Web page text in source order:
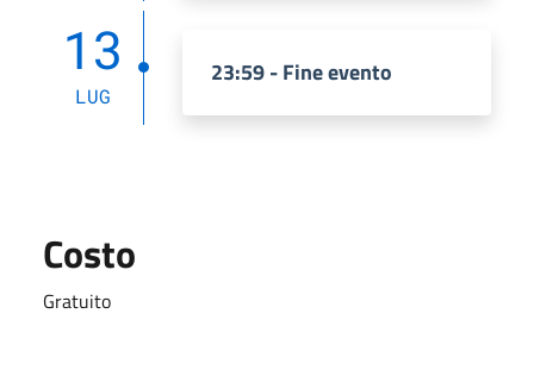
13
LUG
23:59 - Fine evento
Costo
Gratuito